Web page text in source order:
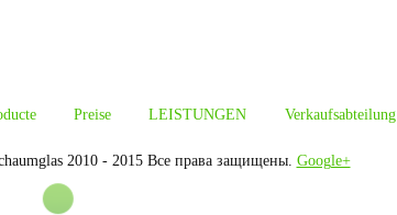
Preise LEISTUNGEN Verkaufsabteilung
2010 - 2015 Все права защищены. Google+